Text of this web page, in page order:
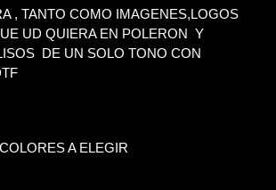
, TANTO COMO IMAGENES,LOGOS
UD QUIERA EN POLERON Y
DE UN SOLO TONO CON
A ELEGIR